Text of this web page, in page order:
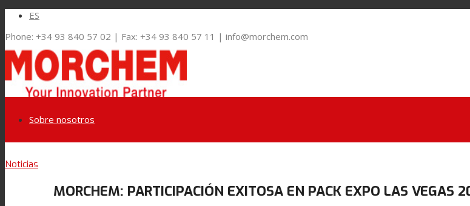
ES
Phone: +34 93 840 57 02 | Fax: +34 93 840 57 11 | info@morchem.com
Link to Youtube
Sobre nosotros
Mercados y Soluciones
Noticias
MORCHEM: PARTICIPACIÓN EXITOSA EN PACK EXPO LAS VEGAS